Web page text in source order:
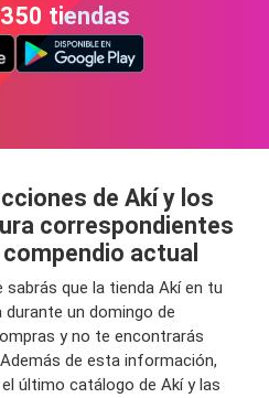
tiendas
de Akí y los
correspondientes
actual
que la tienda Akí en tu
un domingo de
y no te encontrarás
de esta información,
último catálogo de Akí y las